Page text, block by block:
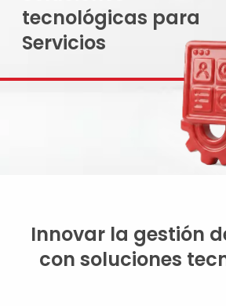
tecnológicas para
Servicios
Innovar la gestión
con soluciones